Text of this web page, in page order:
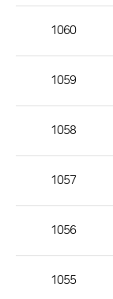
론
호,
1060
1059
1058
1057
1056
1055